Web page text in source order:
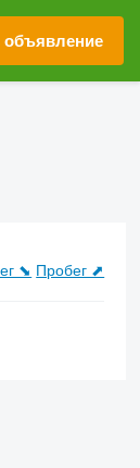
объявление
⬊ Пробег ⬈